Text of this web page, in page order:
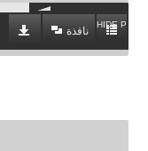
HIDE
نافذة